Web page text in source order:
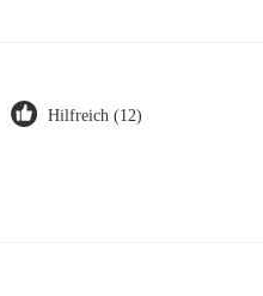
Hilfreich (12)